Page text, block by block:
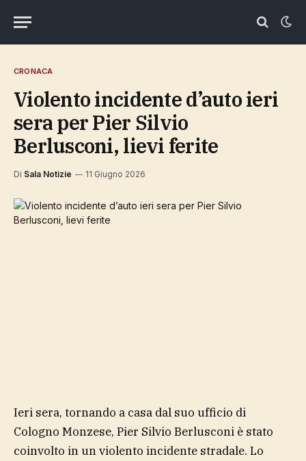
CRONACA
Violento incidente d’auto ieri
sera per Pier Silvio
Berlusconi, lievi ferite
Di Sala Notizie 11 Giugno 2026
Ieri sera, tornando a casa dal suo ufficio di
Cologno Monzese, Pier Silvio Berlusconi è stato
coinvolto in un violento incidente stradale. Lo